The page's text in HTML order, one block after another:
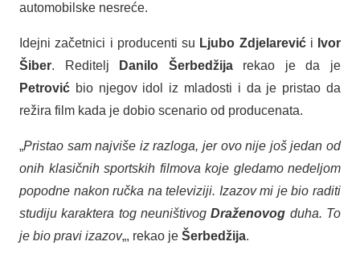
automobilske nesreće.
Idejni začetnici i producenti su Ljubo Zdjelarevići Ivor
Šiber. Reditelj Danilo Šerbedžijarekao je da je
Petrović bio njegov idol iz mladosti i da je pristao da
režira film kada je dobio scenario od producenata.
„Pristao sam najviše iz razloga, jer ovo nije još jedan od
onih klasičnih sportskih filmova koje gledamo nedeljom
popodne nakon ručka na televiziji. Izazov mi je bio raditi
studiju karaktera tog neuništivogDraženovog duha. To
je bio pravi izazov„, rekao je Šerbedžija.